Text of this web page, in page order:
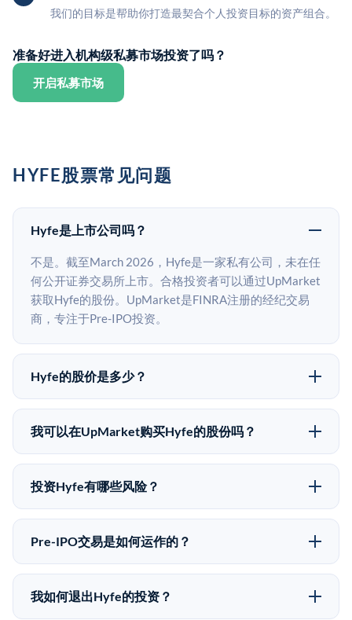
我们的目标是帮助你打造最契合个人投资目标的资产组合。
准备好进入机构级私募市场投资了吗？
开启私募市场
HYFE股票常见问题
Hyfe是上市公司吗？
不是。截至March 2026，Hyfe是一家私有公司，未在任
何公开证券交易所上市。合格投资者可以通过UpMarket
获取Hyfe的股份。UpMarket是FINRA注册的经纪交易
商，专注于Pre-IPO投资。
Hyfe的股价是多少？
Hyfe没有公开股价，因为它是一家私有公司。最近的已
知股价来自其最近一轮融资。 二级市场上的Pre-IPO股
同。
我可以在UpMarket购买Hyfe的股份吗？
可以。合格投资者可以通过填写本页表单或在
upmarket.co创建账户来表达对Hyfe股份的投资意向。所
50,000美元。UpMarket是FINRA注册的经纪交易商，
自2019年以来已经纪超过5亿美元的另类投资。
投资Hyfe有哪些风险？
Pre-IPO投资存在重大风险。Hyfe的股份流动性低，意
味着没有公开市场可以快速出售。不存在确定的退出时
可能全部损失的准备。私有公司的估值在融资轮次之间
可能大幅波动。投资者应在投资前咨询其财务顾问并审
Pre-IPO交易是如何运作的？
在Pre-IPO交易中，合格投资者通过二级市场平台从现有
股东（如员工、早期投资者或其他持有人）处购买股
我如何退出Hyfe的投资？